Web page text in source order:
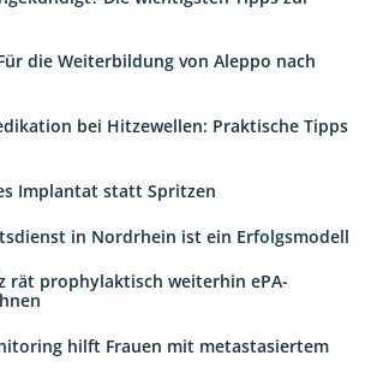
die Weiterbildung von Aleppo nach
bei Hitzewellen: Praktische Tipps
Implantat statt Spritzen
in Nordrhein ist ein Erfolgsmodell
rät prophylaktisch weiterhin ePA-
hilft Frauen mit metastasiertem